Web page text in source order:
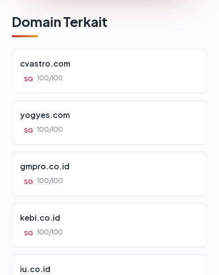
Domain Terkait
cvastro.com
SG 100/100
yogyes.com
SG 100/100
gmpro.co.id
SG 100/100
kebi.co.id
SG 100/100
iu.co.id